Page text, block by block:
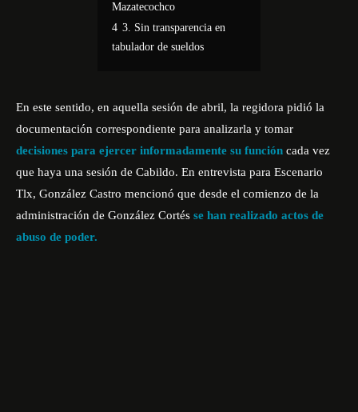
Mazatecochco
4 3. Sin transparencia en
tabulador de sueldos
En este sentido, en aquella sesión de abril, la regidora pidió la
documentación correspondiente para analizarla y tomar
decisiones para ejercer informadamente su función cada vez
que haya una sesión de Cabildo. En entrevista para Escenario
Tlx, González Castro mencionó que desde el comienzo de la
administración de González Cortés se han realizado actos de
abuso de poder.